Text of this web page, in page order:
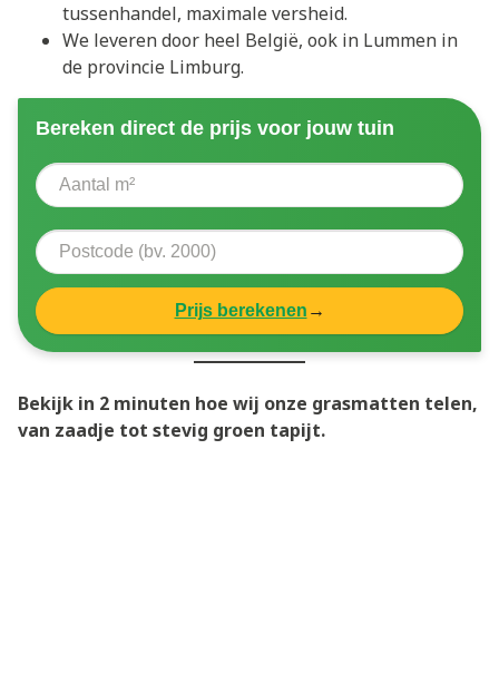
tussenhandel, maximale versheid.
We leveren door heel België, ook in Lummen in
de provincie Limburg.
Bereken direct de prijs voor jouw tuin
Prijs berekenen →
Bekijk in 2 minuten hoe wij onze grasmatten telen,
van zaadje tot stevig groen tapijt.